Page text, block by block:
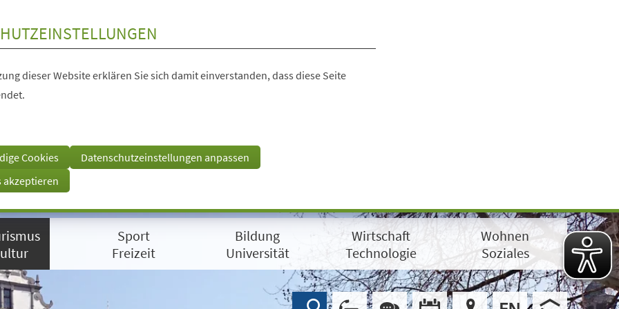
dieser Website erklären Sie sich damit einverstanden, dass diese Seite
Cookies
Datenschutzeinstellungen anpassen
akzeptieren
Sport
Freizeit
Bildung
Universität
Wirtschaft
Technologie
Wohnen
Soziales